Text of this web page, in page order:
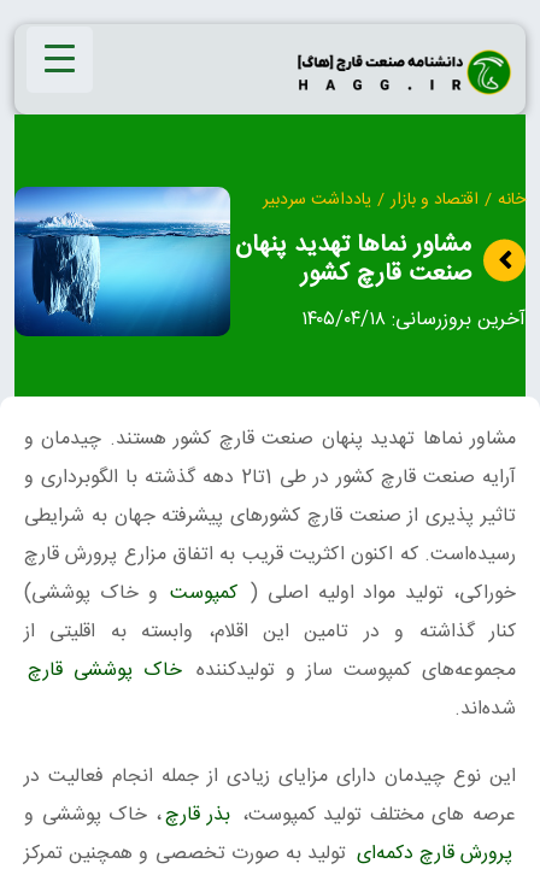
Skip
content
خانه / اقتصاد و بازار / یادداشت سردبیر
مشاور نماها تهدید پنهان
صنعت قارچ کشور
آخرین بروزرسانی:۱۴۰۵/۰۴/۱۸
مشاور نماها تهدید پنهان صنعت قارچ کشور هستند. چیدمان و
آرایه صنعت قارچ کشور در طی 1تا2 دهه گذشته با الگوبرداری و
تاثیر پذیری از صنعت قارچ کشورهای پیشرفته جهان به شرایطی
رسیده‌است. که اکنون اکثریت قریب به اتفاق مزارع پرورش قارچ
خوراکی، تولید مواد اولیه اصلی ( کمپوست و خاک پوششی)
کنار گذاشته و در تامین این اقلام، وابسته به اقلیتی از
مجموعه‌های کمپوست ساز و تولیدکننده خاک پوششی قارچ
شده‌اند.
این نوع چیدمان دارای مزایای زیادی از جمله انجام فعالیت در
عرصه های مختلف تولید کمپوست، بذر قارچ، خاک پوششی و
پرورش قارچ دکمه‌ای تولید به صورت تخصصی و همچنین تمرکز